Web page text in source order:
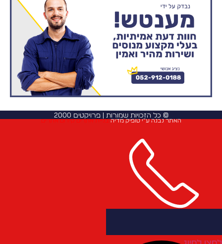
© כל הזכויות שמורות | פרויקטים 2000
האתר נבנה ע”י טופיק מדיהבניית אתרים קידום אתרים